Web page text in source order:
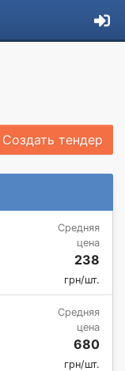
Создать тендер
Средняя
цена
238
грн/шт.
Средняя
цена
680
грн/шт.